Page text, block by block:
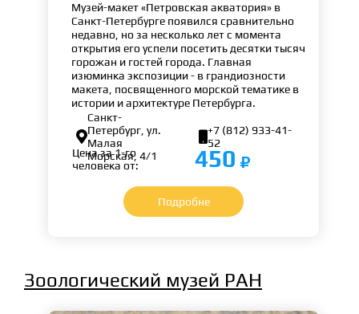
Музей-макет «Петровская акватория» в
Санкт-Петербурге появился сравнительно
недавно, но за несколько лет с момента
открытия его успели посетить десятки тысяч
горожан и гостей города. Главная
изюминка экспозиции - в грандиозности
макета, посвященного морской тематике в
истории и архитектуре Петербурга.

Санкт-
Петербург, ул.
Малая
Морская, 4/1
+7 (812) 933-41-
52
Цена за 1-го
человека от:
450
Подробне
Зоологический музей РАН